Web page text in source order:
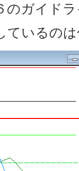
のガイド
ているの